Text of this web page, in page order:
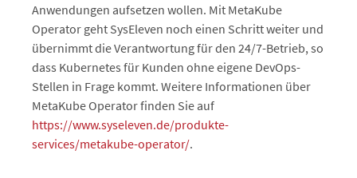
Anwendungen aufsetzen wollen. Mit MetaKube
Operator geht SysEleven noch einen Schritt weiter und
übernimmt die Verantwortung für den 24/7-Betrieb, so
dass Kubernetes für Kunden ohne eigene DevOps-
Stellen in Frage kommt. Weitere Informationen über
MetaKube Operator finden Sie auf
https://www.syseleven.de/produkte-
services/metakube-operator/.